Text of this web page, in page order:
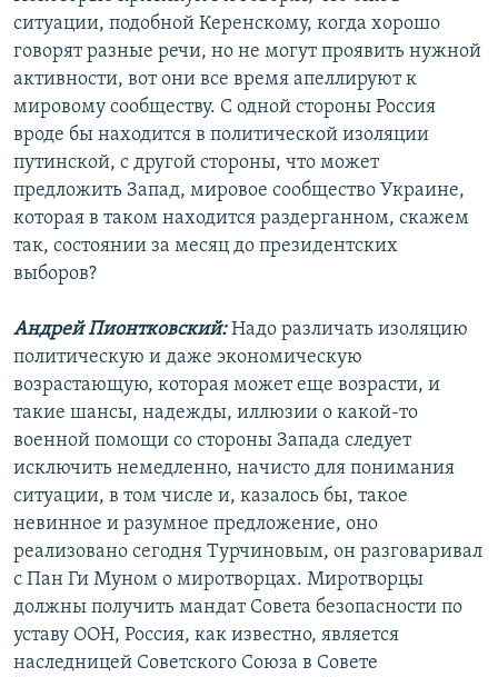
ситуации, подобной Керенскому, когда хорошо
говорят разные речи, но не могут проявить нужной
активности, вот они все время апеллируют к
мировому сообществу. С одной стороны Россия
вроде бы находится в политической изоляции
путинской, с другой стороны, что может
предложить Запад, мировое сообщество Украине,
которая в таком находится раздерганном, скажем
так, состоянии за месяц до президентских
выборов?
Андрей Пионтковский:Надо различать изоляцию
политическую и даже экономическую
возрастающую, которая может еще возрасти, и
такие шансы, надежды, иллюзии о какой-то
военной помощи со стороны Запада следует
исключить немедленно, начисто для понимания
ситуации, в том числе и, казалось бы, такое
невинное и разумное предложение, оно
реализовано сегодня Турчиновым, он разговаривал
с Пан Ги Муном о миротворцах. Миротворцы
должны получить мандат Совета безопасности по
уставу ООН, Россия, как известно, является
наследницей Советского Союза в Совете